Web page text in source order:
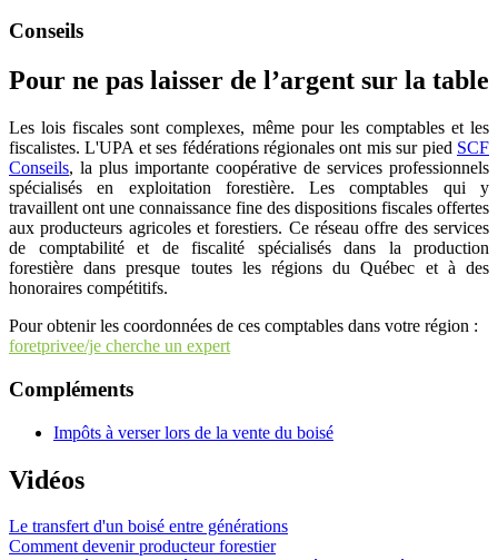
Conseils
Pour ne pas laisser de l’argent sur la table
Les lois fiscales sont complexes, même pour les comptables et les
fiscalistes. L'UPA et ses fédérations régionales ont mis sur pied SCF
Conseils, la plus importante coopérative de services professionnels
spécialisés en exploitation forestière. Les comptables qui y
travaillent ont une connaissance fine des dispositions fiscales offertes
aux producteurs agricoles et forestiers. Ce réseau offre des services
de comptabilité et de fiscalité spécialisés dans la production
forestière dans presque toutes les régions du Québec et à des
honoraires compétitifs.
Pour obtenir les coordonnées de ces comptables dans votre région :
foretprivee/je cherche un expert
Compléments
Impôts à verser lors de la vente du boisé
Vidéos
Le transfert d'un boisé entre générations
Comment devenir producteur forestier